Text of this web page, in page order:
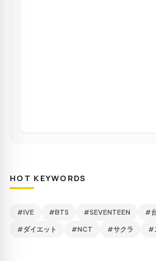
HOT KEYWORDS
#IVE #BTS #SEVENTEEN #
#ダイエット #NCT #サクラ #